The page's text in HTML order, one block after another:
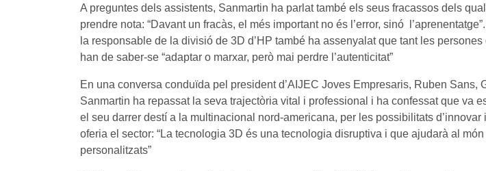
A preguntes dels assistents, Sanmartin ha parlat també els seus fracassos dels
prendre nota: “Davant un fracàs, el més important no és l’error, sinó
la responsable de la divisió de 3D d’HP també ha assenyalat que tant les persones
han de saber-se “adaptar o marxar, però mai perdre l’autenticitat”
En una conversa conduïda pel president d’AIJEC Joves Empresaris, Ruben Sans,
Sanmartin ha repassat la seva trajectòria vital i professional i ha confessat que va
el seu darrer destí a la multinacional nord-americana, per les possibilitats d’innovar
oferia el sector: “La tecnologia 3D és una tecnologia disruptiva i que ajudarà al
personalitzats”